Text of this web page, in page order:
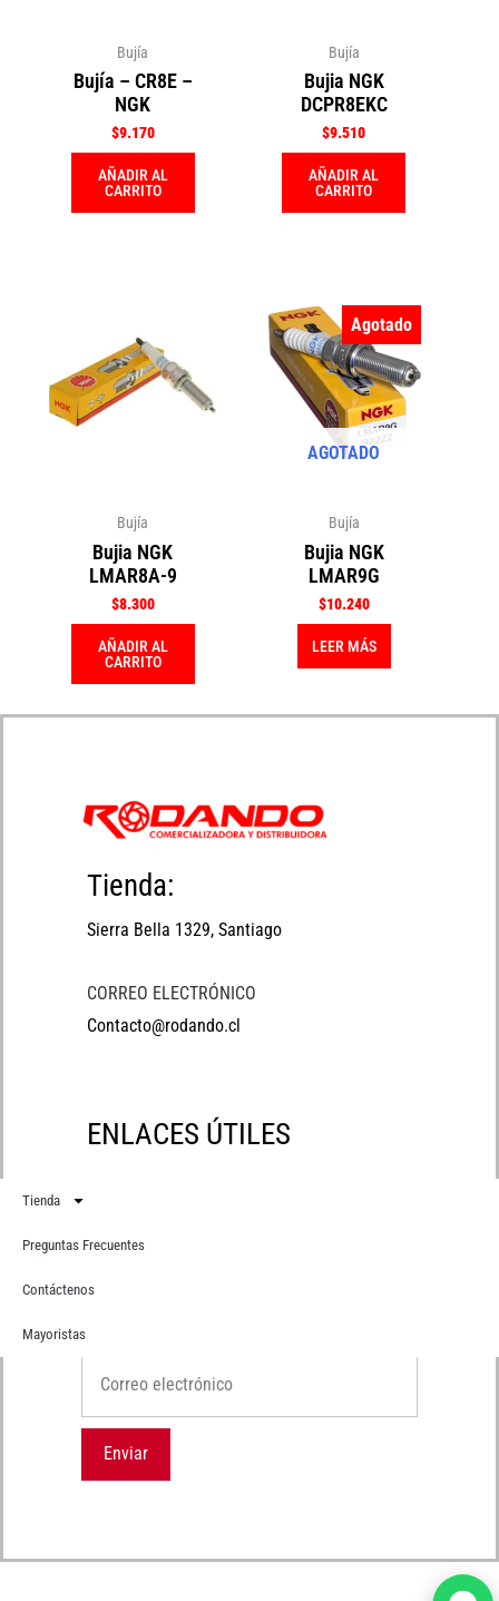
Bujía
Bujía – CR8E –
NGK
$9.170
AÑADIR AL
CARRITO
Bujía
Bujia NGK
DCPR8EKC
$9.510
AÑADIR AL
CARRITO
Bujía
Bujia NGK
LMAR8A-9
$8.300
AÑADIR AL
CARRITO
Agotado
AGOTADO
Bujía
Bujia NGK
LMAR9G
$10.240
LEER MÁS
Tienda:
Sierra Bella 1329, Santiago
CORREO ELECTRÓNICO
Contacto@rodando.cl
ENLACES ÚTILES
Tienda
Preguntas Frecuentes
Contáctenos
Mayoristas
Suscríbete
Correo electrónico
Enviar